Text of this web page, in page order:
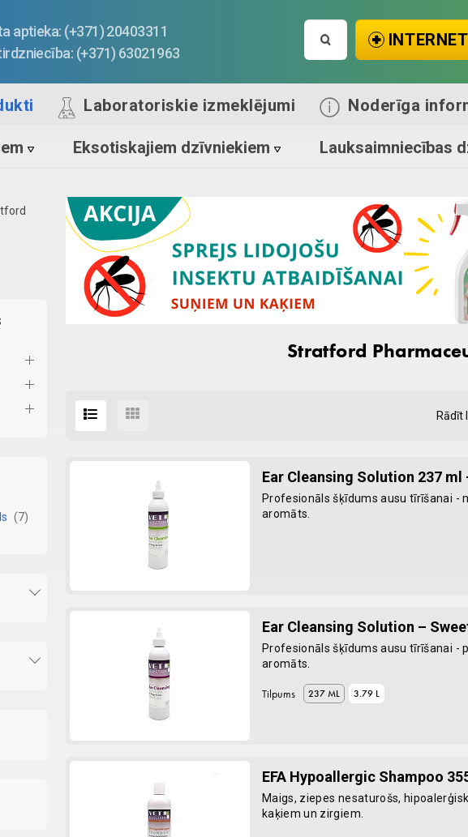
aptieka: (+371) 20403311
(+371) 63021963
Laboratoriskie izmeklējumi Noderīga
Eksotiskajiem dzīvniekiem Lauksaimniecības
Stratford
Rādīt
Ear Cleansing Solution 237 ml
Melon
Profesionāls šķīdums ausu tīrīšanai -
aromāts.
Ear Cleansing Solution –
Profesionāls šķīdums ausu tīrīšanai -
aromāts.
Tilpums 237 ML 3.79 L
EFA Hypoallergic Shampoo
Maigs, ziepes nesaturošs,
kaķiem un zirgiem.
(7)